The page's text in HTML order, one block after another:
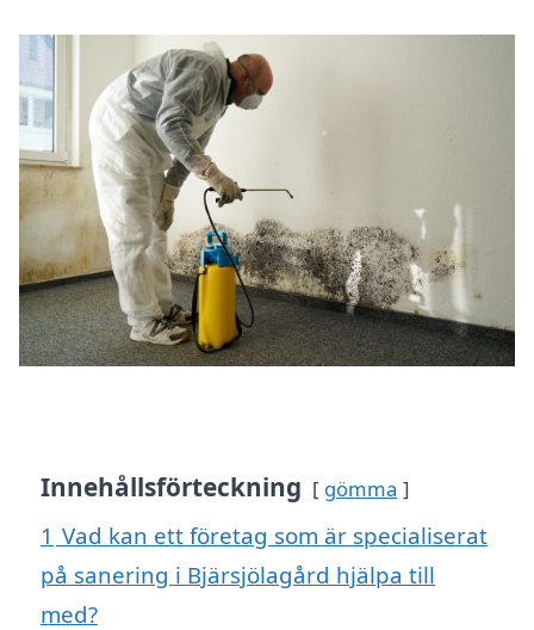
Innehållsförteckning gömma
1 Vad kan ett företag som är specialiserat
på sanering i Bjärsjölagård hjälpa till
med?